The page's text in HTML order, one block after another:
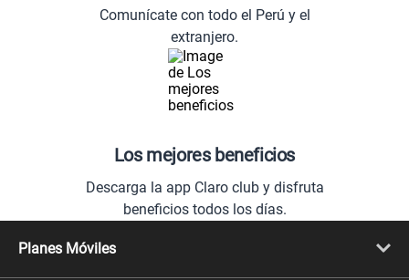
Comunícate con todo el Perú y el
extranjero.
Los mejores beneficios
Descarga la app Claro club y disfruta
beneficios todos los días.
Planes Móviles